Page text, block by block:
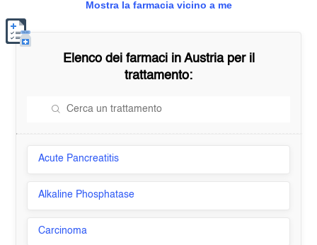
Mostra la farmacia vicino a me
Elenco dei farmaci in Austriaper il
trattamento:
Acute Pancreatitis
Alkaline Phosphatase
Carcinoma